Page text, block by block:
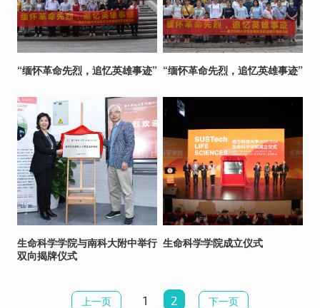
“缅怀革命先烈，追忆英雄事迹” “缅怀革命先烈，追忆英雄事迹”
生命科学学院与南科大附中举行
双向揭牌仪式
生命科学学院成立仪式
上一页 1 2 下一页